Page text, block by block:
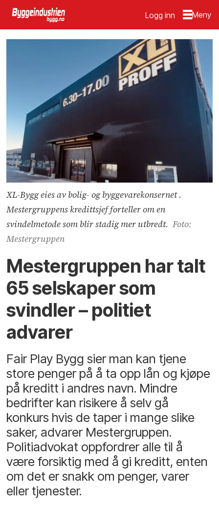
Logg inn
XL-Bygg eies av bolig- og byggevarekonsernet .
Mestergruppens kredittsjef forteller om en
svindelmetode som blir stadig mer utbredt. Foto:
Mestergruppen
Mestergruppen har talt
65 selskaper som
svindler – politiet
advarer
Fair Play Bygg sier man kan tjene
store penger på å ta opp lån og kjøpe
på kreditt i andres navn. Mindre
bedrifter kan risikere å selv gå
konkurs hvis de taper i mange slike
saker, advarer Mestergruppen.
Politiadvokat oppfordrer alle til å
være forsiktig med å gi kreditt, enten
om det er snakk om penger, varer
eller tjenester.